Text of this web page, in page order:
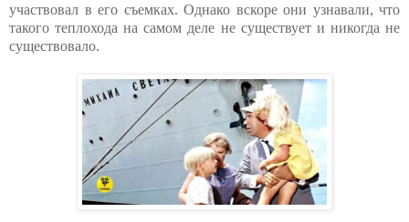
участвовал в его съемках. Однако вскоре они узнавали, что
такого теплохода на самом деле не существует и никогда не
существовало.